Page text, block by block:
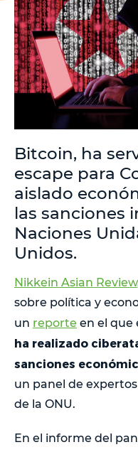
Bitcoin, ha
escape para
aislado
las sanciones
Naciones
Unidos.
Nikkein Asian Review
sobre política y
un reporte en el que
ha realizado
sanciones
un panel de
de la ONU.
En el informe del